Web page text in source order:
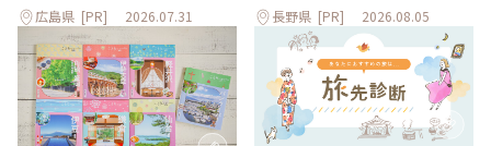
広島県 [PR] 2026.07.31 長野県 [PR] 2026.08.05